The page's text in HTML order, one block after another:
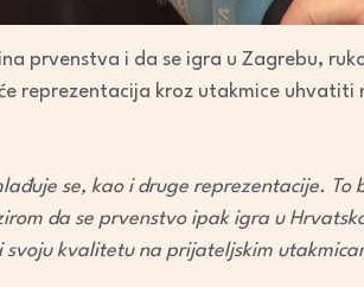
prvenstva i da se igra u Zagrebu,
reprezentacija kroz utakmice
se, kao i druge reprezentacije. To
da se prvenstvo ipak igra u
svoju kvalitetu na prijateljskim